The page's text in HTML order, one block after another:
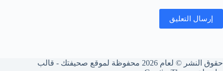
إرسال التعليق
حقوق النشر © لعام 2026 محفوظة لموقع صحيفتك - قالب